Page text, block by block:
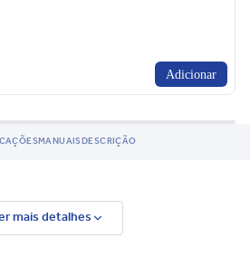
Adicionar
MANUAISDESCRIÇÃO
mais detalhes